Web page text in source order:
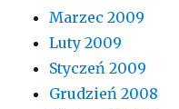
Marzec 2009
Luty 2009
Styczeń 2009
Grudzień 2008